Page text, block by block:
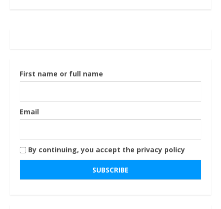
First name or full name
Email
By continuing, you accept the privacy policy